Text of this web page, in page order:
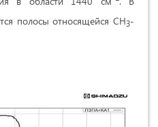
полосы относящейся CH3-